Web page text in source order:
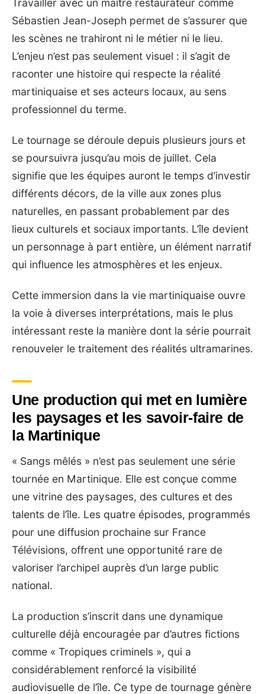
Sébastien Jean-Joseph permet de s’assurer que
les scènes ne trahiront ni le métier ni le lieu.
L’enjeu n’est pas seulement visuel : il s’agit de
raconter une histoire qui respecte la réalité
martiniquaise et ses acteurs locaux, au sens
professionnel du terme.
Le tournage se déroule depuis plusieurs jours et
se poursuivra jusqu’au mois de juillet. Cela
signifie que les équipes auront le temps d’investir
différents décors, de la ville aux zones plus
naturelles, en passant probablement par des
lieux culturels et sociaux importants. L’île devient
un personnage à part entière, un élément narratif
qui influence les atmosphères et les enjeux.
Cette immersion dans la vie martiniquaise ouvre
la voie à diverses interprétations, mais le plus
intéressant reste la manière dont la série pourrait
renouveler le traitement des réalités ultramarines.
Une production qui met en lumière
les paysages et les savoir-faire de
la Martinique
« Sangs mêlés » n’est pas seulement une série
tournée en Martinique. Elle est conçue comme
une vitrine des paysages, des cultures et des
talents de l’île. Les quatre épisodes, programmés
pour une diffusion prochaine sur France
Télévisions, offrent une opportunité rare de
valoriser l’archipel auprès d’un large public
national.
La production s’inscrit dans une dynamique
culturelle déjà encouragée par d’autres fictions
comme « Tropiques criminels », qui a
considérablement renforcé la visibilité
audiovisuelle de l’île. Ce type de tournage génère